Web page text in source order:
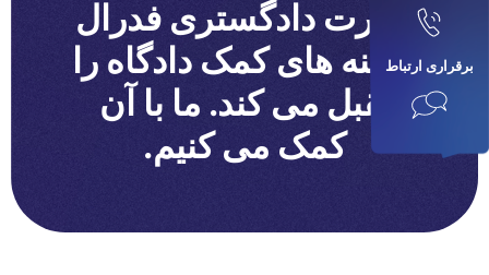
برقراری ارتباط
وزارت دادگستری فدرال
هزینه های کمک دادگاه را
تقبل می کند. ما با آن
کمک می کنیم.